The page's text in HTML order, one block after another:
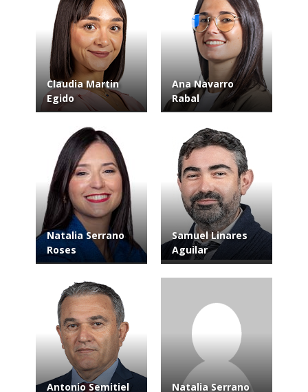
Claudia Martin
Egido
Ana Navarro
Rabal
Natalia Serrano
Roses
Samuel Linares
Aguilar
Antonio Semitiel Natalia Serrano